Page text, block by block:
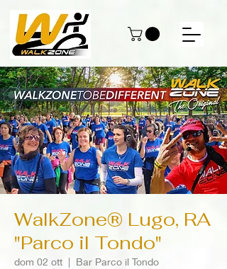
WalkZone® Lugo, RA
"Parco il Tondo"
dom 02 ott
  |
Bar Parco il Tondo